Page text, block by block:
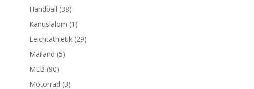
Handball (38)
Kanuslalom (1)
Leichtathletik(29)
Mailand (5)
MLB (90)
Motorrad (3)